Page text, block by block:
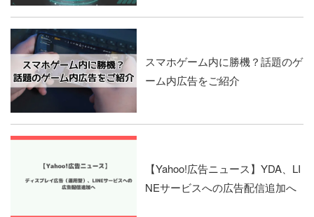
スマホゲーム内に勝機？話題のゲ
ーム内広告をご紹介
【Yahoo!広告ニュース】YDA、LI
NEサービスへの広告配信追加へ